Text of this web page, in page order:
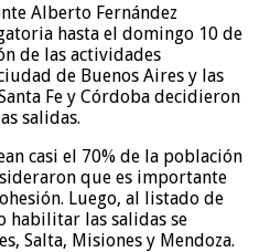
Alberto Fernández
hasta el domingo 10 de
de las actividades
de Buenos Aires y las
Fe y Córdoba decidieron
salidas.
casi el 70% de la población
que es importante
Luego, al listado de
habilitar las salidas se
Salta, Misiones y Mendoza.